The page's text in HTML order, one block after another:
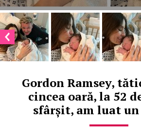
Gordon Ramsey,
cincea oară, la 52
sfârșit, am luat un